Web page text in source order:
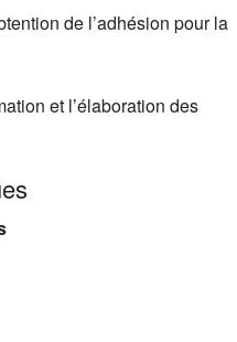
de l’adhésion pour la
et l’élaboration des